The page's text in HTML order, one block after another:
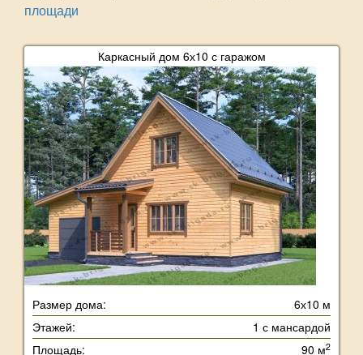
площади
Каркасный дом 6х10 с гаражом
Размер дома:
6х10 м
Этажей:
1 с мансардой
Площадь:
90 м2